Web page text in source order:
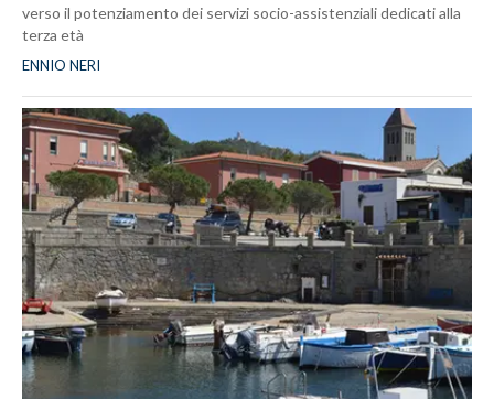
verso il potenziamento dei servizi socio-assistenziali dedicati alla
terza età
ENNIO NERI